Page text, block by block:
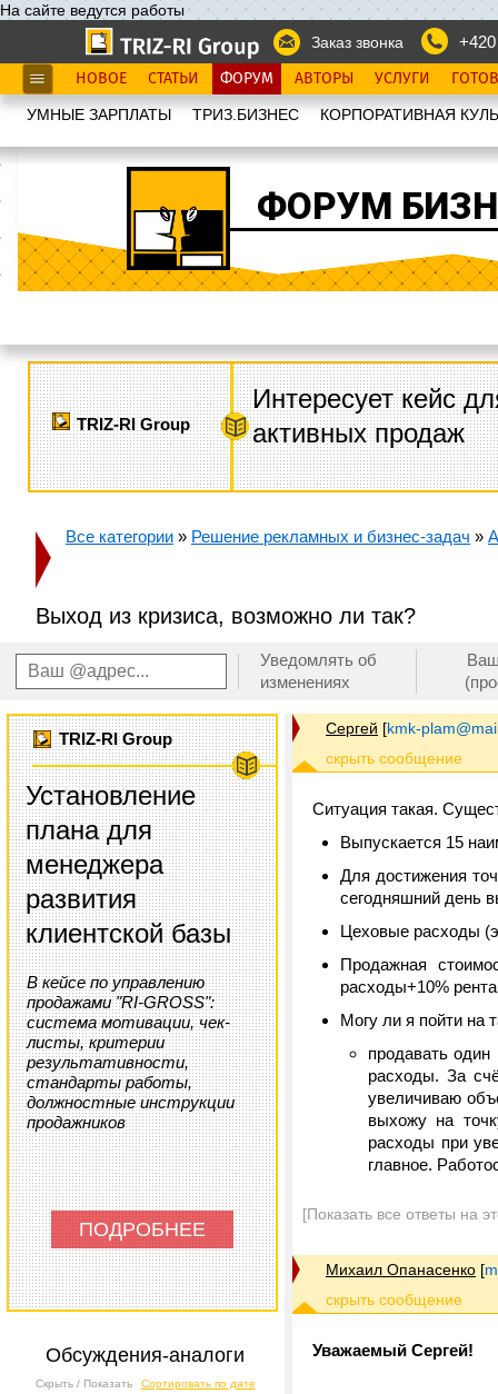
На сайте ведутся работы
Заказ звонка
НОВОЕ СТАТЬИ ФОРУМ АВТОРЫ УСЛУГИ
УМНЫЕ ЗАРПЛАТЫ ТРИЗ.БИЗНЕС КОРПОРАТИВНАЯ
ФОРУМ
TRIZ-RI Group
Интересует кейс
активных продаж
Все категории » Решение рекламных и бизнес-задач »
Выход из кризиса, возможно ли так?
Уведомлять об
изменениях
TRIZ-RI Group
Установление
плана для
менеджера
развития
клиентской базы
В кейсе по управлению
продажами "RI-GROSS":
система мотивации, чек-
листы, критерии
результативности,
стандарты работы,
должностные инструкции
продажников
ПОДРОБНЕЕ
Обсуждения-аналоги
Скрыть / Показать Сортировать по дате
Сергей [kmk-
Ситуация такая.
Выпускается 15
Для достижения
сегодняшний день
Цеховые расходы
Продажная
расходы+10%
Могу ли я пойти на
продавать
расходы. За
увеличиваю
выхожу на
расходы при
главное.
[Показать все ответы на
Михаил Опанасенко [
Уважаемый Сергей!